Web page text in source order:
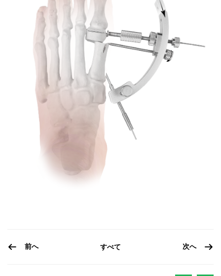
前へ すべて 次へ